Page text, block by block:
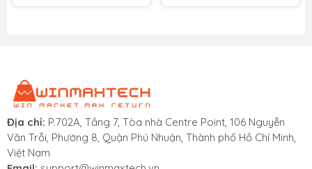
Địa chỉ: P.702A, Tầng 7, Tòa nhà Centre Point, 106 Nguyễn
Văn Trỗi, Phường 8, Quận Phú Nhuận, Thành phố Hồ Chí Minh,
Việt Nam